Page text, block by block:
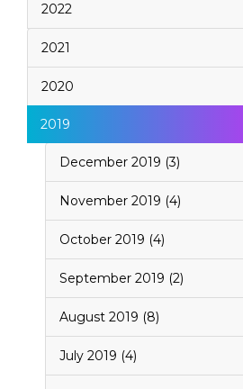
2022
2021
2020
2019
December 2019 (3)
November 2019 (4)
October 2019 (4)
September 2019 (2)
August 2019 (8)
July 2019 (4)